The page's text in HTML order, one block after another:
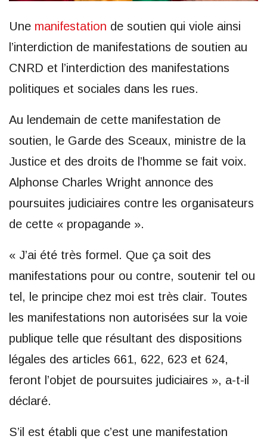
Une manifestation de soutien qui viole ainsi
l’interdiction de manifestations de soutien au
CNRD et l’interdiction des manifestations
politiques et sociales dans les rues.
Au lendemain de cette manifestation de
soutien, le Garde des Sceaux, ministre de la
Justice et des droits de l’homme se fait voix.
Alphonse Charles Wright annonce des
poursuites judiciaires contre les organisateurs
de cette « propagande ».
« J’ai été très formel. Que ça soit des
manifestations pour ou contre, soutenir tel ou
tel, le principe chez moi est très clair. Toutes
les manifestations non autorisées sur la voie
publique telle que résultant des dispositions
légales des articles 661, 622, 623 et 624,
feront l’objet de poursuites judiciaires », a-t-il
déclaré.
S’il est établi que c’est une manifestation